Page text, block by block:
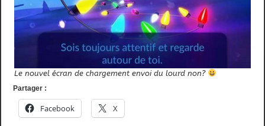
Le nouvel écran de chargement envoi du lourd non?
Partager :
Facebook X